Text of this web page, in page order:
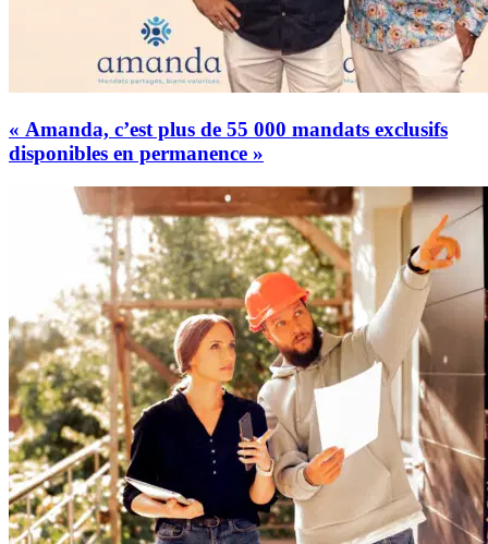
« Amanda, c’est plus de 55 000 mandats exclusifs
disponibles en permanence »